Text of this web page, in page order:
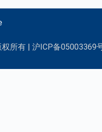
所有 | 沪ICP备05003369